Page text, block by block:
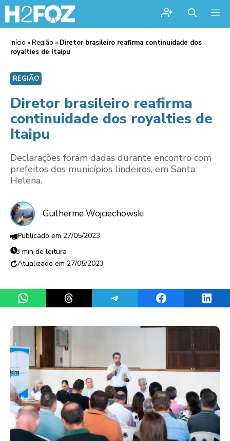
Início »Região » Diretor brasileiro reafirma continuidade dos
royalties de Itaipu
REGIÃO
Diretor brasileiro reafirma
continuidade dos royalties de
Itaipu
Declarações foram dadas durante encontro com
prefeitos dos municípios lindeiros, em Santa
Helena.
Guilherme Wojciechowski
27/05/2023
3 min de leitura
27/05/2023
Share on WhatsAppShare on ThreadsShare on TelegramShare on Facebook